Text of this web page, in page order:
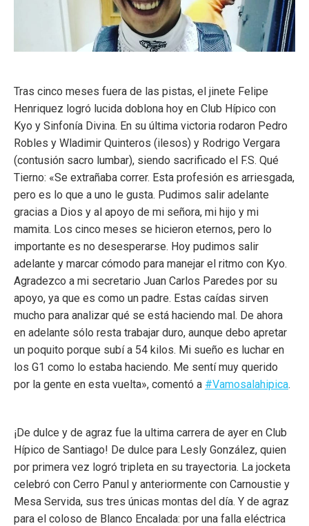
Tras cinco meses fuera de las pistas, el jinete Felipe
Henriquez logró lucida doblona hoy en Club Hípico con
Kyo y Sinfonía Divina. En su última victoria rodaron Pedro
Robles y Wladimir Quinteros (ilesos) y Rodrigo Vergara
(contusión sacro lumbar), siendo sacrificado el F.S. Qué
Tierno: «Se extrañaba correr. Esta profesión es arriesgada,
pero es lo que a uno le gusta. Pudimos salir adelante
gracias a Dios y al apoyo de mi señora, mi hijo y mi
mamita. Los cinco meses se hicieron eternos, pero lo
importante es no desesperarse. Hoy pudimos salir
adelante y marcar cómodo para manejar el ritmo con Kyo.
Agradezco a mi secretario Juan Carlos Paredes por su
apoyo, ya que es como un padre. Estas caídas sirven
mucho para analizar qué se está haciendo mal. De ahora
en adelante sólo resta trabajar duro, aunque debo apretar
un poquito porque subí a 54 kilos. Mi sueño es luchar en
los G1 como lo estaba haciendo. Me sentí muy querido
por la gente en esta vuelta», comentó a #Vamosalahipica.
¡De dulce y de agraz fue la ultima carrera de ayer en Club
Hípico de Santiago! De dulce para Lesly González, quien
por primera vez logró tripleta en su trayectoria. La jocketa
celebró con Cerro Panul y anteriormente con Carnoustie y
Mesa Servida, sus tres únicas montas del día. Y de agraz
para el coloso de Blanco Encalada: por una falla eléctrica